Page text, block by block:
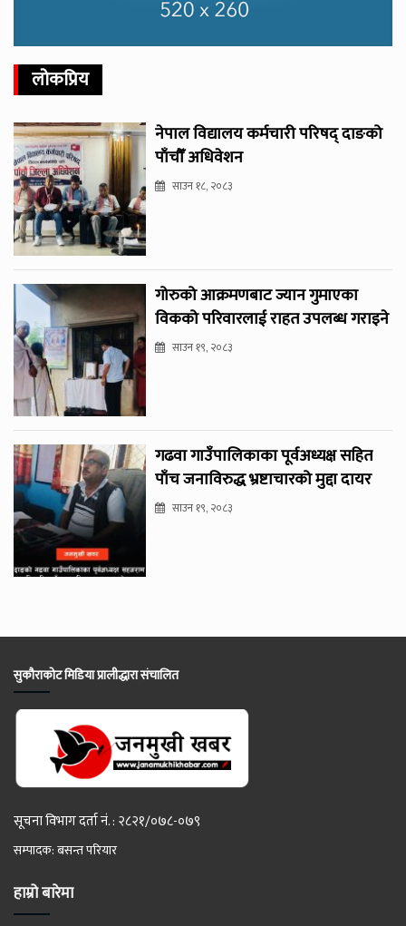
लोकप्रिय
नेपाल विद्यालय कर्मचारी परिषद् दाङको
पाँचौँ अधिवेशन
साउन १८, २०८३
गोरुको आक्रमणबाट ज्यान गुमाएका
विकको परिवारलाई राहत उपलब्ध गराइने
साउन १९, २०८३
गढवा गाउँपालिकाका पूर्वअध्यक्ष सहित
पाँच जनाविरुद्ध भ्रष्टाचारको मुद्दा दायर
साउन १९, २०८३
सुकौराकोट मिडिया प्रालीद्धारा संचालित
सूचना विभाग दर्ता नं. : २८२१/०७८-०७९
सम्पादक: बसन्त परियार
हाम्रो बारेमा